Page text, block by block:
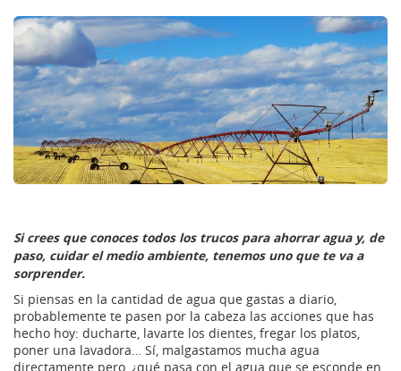
Si crees que conoces todos los trucos para ahorrar agua y, de
paso, cuidar el medio ambiente, tenemos uno que te va a
sorprender.
Si piensas en la cantidad de agua que gastas a diario,
probablemente te pasen por la cabeza las acciones que has
hecho hoy: ducharte, lavarte los dientes, fregar los platos,
poner una lavadora… Sí, malgastamos mucha agua
directamente pero, ¿qué pasa con el agua que se esconde en